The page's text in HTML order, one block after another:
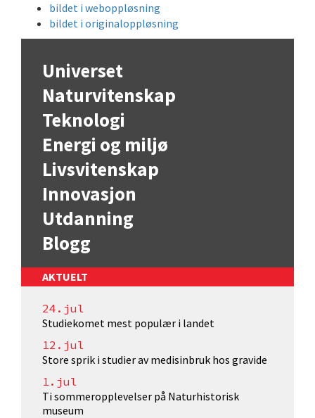
bildet i weboppløsning
bildet i originaloppløsning
Universet
Naturvitenskap
Teknologi
Energi og miljø
Livsvitenskap
Innovasjon
Utdanning
Blogg
AKTUELT
24.jul
Studiekomet mest populær i landet
12.jul
Store sprik i studier av medisinbruk hos gravide
1.jul
Ti sommeropplevelser på Naturhistorisk
museum